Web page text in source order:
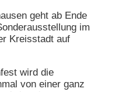
geht ab Ende
im
Kreisstadt auf
wird die
von einer ganz